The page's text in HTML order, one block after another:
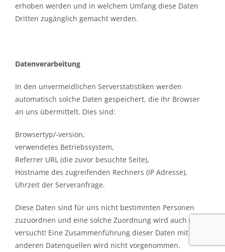
erhoben werden und in welchem Umfang diese Daten
Dritten zugänglich gemacht werden.
Datenverarbeitung
In den unvermeidlichen Serverstatistiken werden
automatisch solche Daten gespeichert, die Ihr Browser
an uns übermittelt. Dies sind:
Browsertyp/-version,
verwendetes Betriebssystem,
Referrer URL (die zuvor besuchte Seite),
Hostname des zugreifenden Rechners (IP Adresse),
Uhrzeit der Serveranfrage.
Diese Daten sind für uns nicht bestimmten Personen
zuzuordnen und eine solche Zuordnung wird auch nicht
versucht! Eine Zusammenführung dieser Daten mit
anderen Datenquellen wird nicht vorgenommen.